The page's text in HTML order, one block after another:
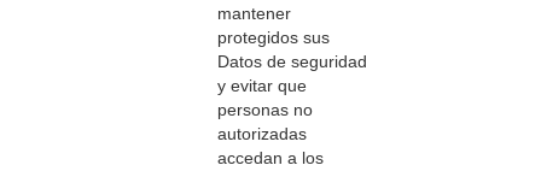
mantener
protegidos sus
Datos de seguridad
y evitar que
personas no
autorizadas
accedan a los